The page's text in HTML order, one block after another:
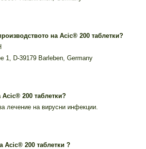
на Acic® 200 таблетки?
1, D-39179 Barleben, Germany
Acic® 200 таблетки?
лечение на вирусни инфекции.
Acic® 200 таблетки ?